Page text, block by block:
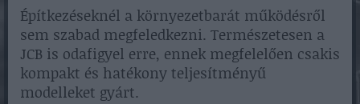
Építkezéseknél a környezetbarát működésről
sem szabad megfeledkezni. Természetesen a
JCB is odafigyel erre, ennek megfelelően csakis
kompakt és hatékony teljesítményű
modelleket gyárt.